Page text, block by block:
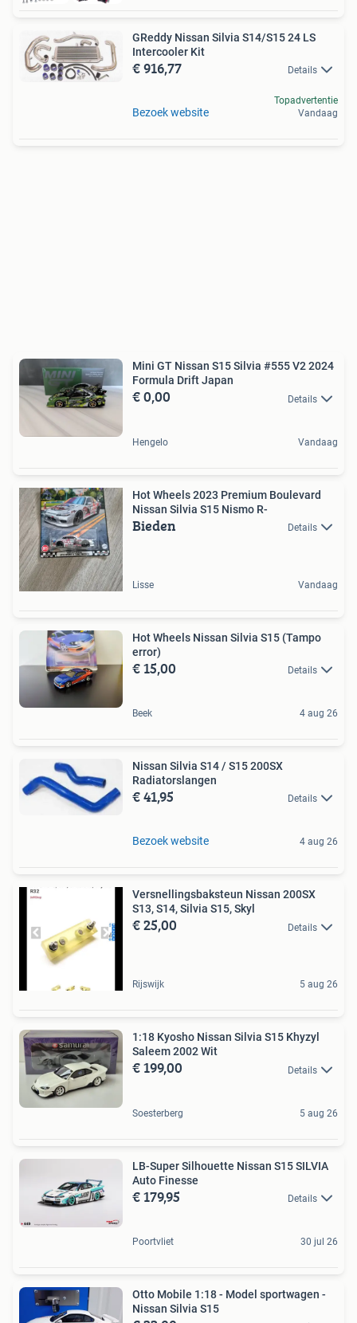
GReddy Nissan Silvia S14/S15 24 LS
Intercooler Kit
€ 916,77 Details
Bezoek website
Topadvertentie
Vandaag
Mini GT Nissan S15 Silvia #555 V2 2024
Formula Drift Japan
€ 0,00 Details
Hengelo Vandaag
Hot Wheels 2023 Premium Boulevard
Nissan Silvia S15 Nismo R-
Bieden Details
Lisse Vandaag
Hot Wheels Nissan Silvia S15 (Tampo
error)
€ 15,00 Details
Beek 4 aug 26
Nissan Silvia S14 / S15 200SX
Radiatorslangen
€ 41,95 Details
Bezoek website 4 aug 26
Versnellingsbaksteun Nissan 200SX
S13, S14, Silvia S15, Skyl
€ 25,00 Details
Rijswijk 5 aug 26
1:18 Kyosho Nissan Silvia S15 Khyzyl
Saleem 2002 Wit
€ 199,00 Details
Soesterberg 5 aug 26
LB-Super Silhouette Nissan S15 SILVIA
Auto Finesse
€ 179,95 Details
Poortvliet 30 jul 26
Otto Mobile 1:18 - Model sportwagen -
Nissan Silvia S15